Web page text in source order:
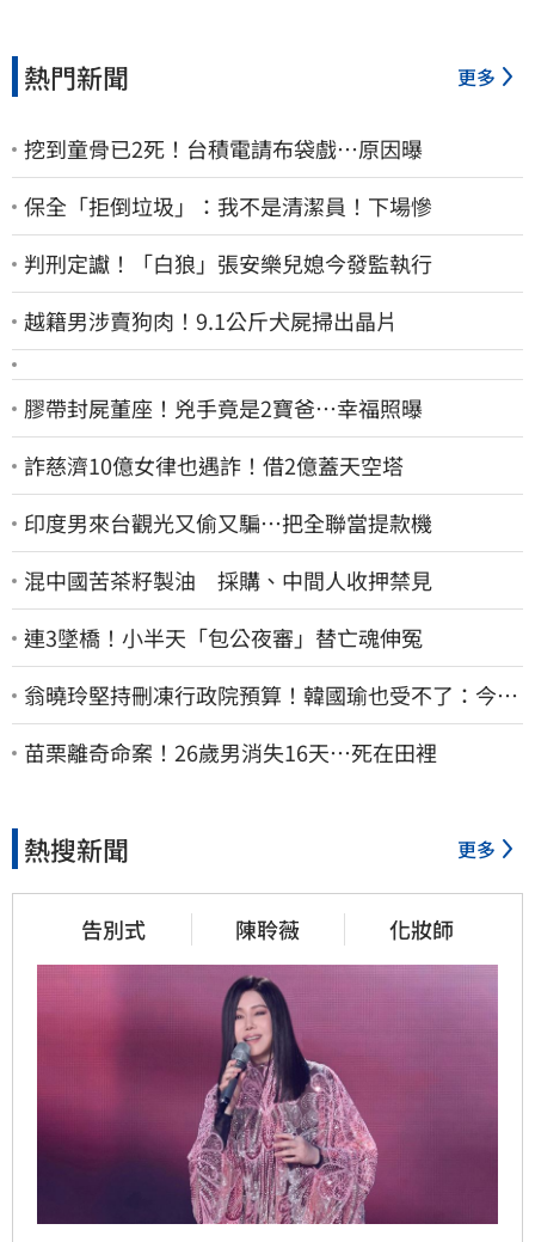
熱門新聞 更多
挖到童骨已2死！台積電請布袋戲…原因曝
保全「拒倒垃圾」：我不是清潔員！下場慘
判刑定讞！「白狼」張安樂兒媳今發監執行
越籍男涉賣狗肉！9.1公斤犬屍掃出晶片
膠帶封屍董座！兇手竟是2寶爸…幸福照曝
詐慈濟10億女律也遇詐！借2億蓋天空塔
印度男來台觀光又偷又騙…把全聯當提款機
混中國苦茶籽製油 採購、中間人收押禁見
連3墜橋！小半天「包公夜審」替亡魂伸冤
翁曉玲堅持刪凍行政院預算！韓國瑜也受不了：今年
剩4個月你思考一下
苗栗離奇命案！26歲男消失16天…死在田裡
熱搜新聞 更多
告別式 陳聆薇 化妝師